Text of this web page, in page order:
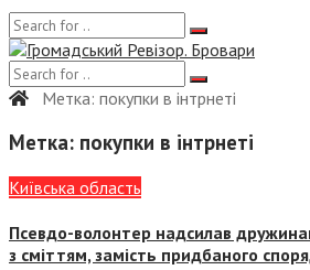
Метка: покупки в інтрнеті
Метка: покупки в інтрнеті
Київська область
Псевдо-волонтер надсилав
з сміттям, замість придбаного